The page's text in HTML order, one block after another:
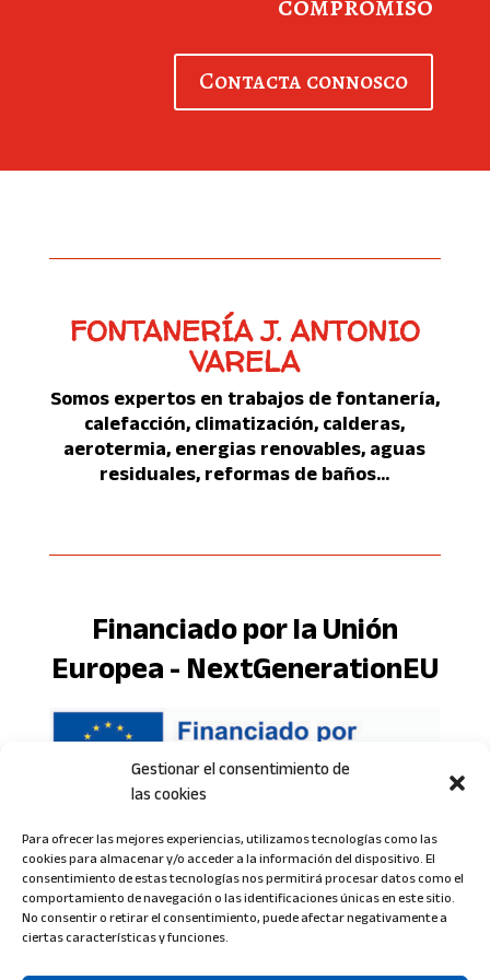
Gestionar el consentimiento de
las cookies
Para ofrecer las mejores experiencias, utilizamos tecnologías como las
cookies para almacenar y/o acceder a la información del dispositivo. El
consentimiento de estas tecnologías nos permitirá procesar datos como el
comportamiento de navegación o las identificaciones únicas en este sitio.
No consentir o retirar el consentimiento, puede afectar negativamente a
ciertas características y funciones.
El uso de la leña como combustible en
sustancialmente en los costes de
calefacción respetando al mismo tiempo
el medio ambiente. También se puede
Contacta connosco
FONTANERÍA J. ANTONIO
VARELA
Somos expertos en trabajos de fontanería,
calefacción, climatización, calderas,
aerotermia, energias renovables, aguas
residuales, reformas de baños...
Financiado por la Unión
Europea - NextGenerationEU